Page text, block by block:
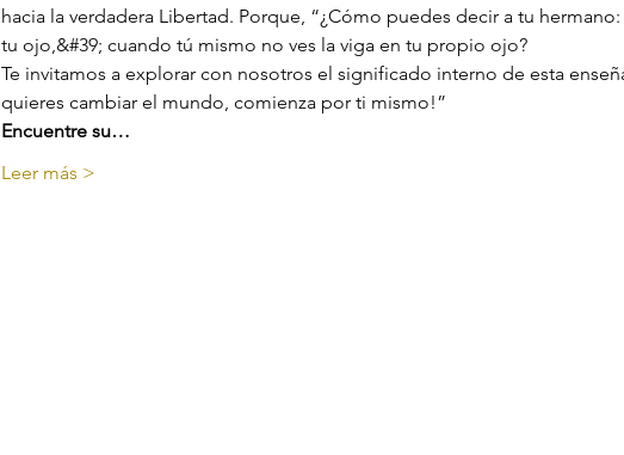
hacia la verdadera Libertad. Porque, “¿Cómo puedes decir a tu
tu ojo,&#39; cuando tú mismo no ves la viga en tu propio ojo?
Te invitamos a explorar con nosotros el significado interno de esta
quieres cambiar el mundo, comienza por ti mismo!”
Encuentre su…
Leer más >